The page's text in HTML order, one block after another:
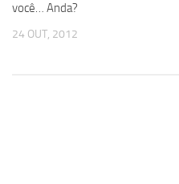
você… Anda?
24 OUT, 2012